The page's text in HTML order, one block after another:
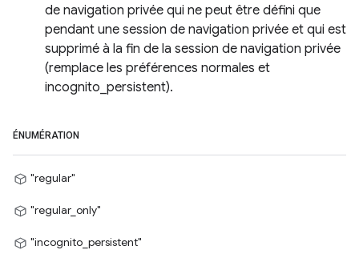
de navigation privée qui ne peut être défini que
pendant une session de navigation privée et qui est
supprimé à la fin de la session de navigation privée
(remplace les préférences normales et
incognito_persistent).
ÉNUMÉRATION
"regular"
"regular_only"
"incognito_persistent"